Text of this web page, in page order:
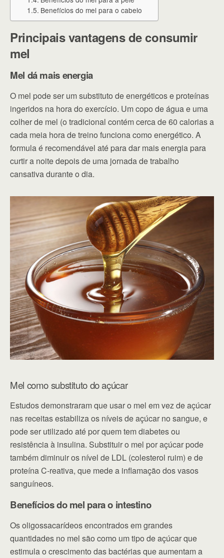
Benefícios do mel para o cabelo
Principais vantagens de consumir
mel
Mel dá mais energia
O mel pode ser um substituto de energéticos e proteínas
ingeridos na hora do exercício. Um copo de água e uma
colher de mel (o tradicional contém cerca de 60 calorias a
cada meia hora de treino funciona como energético. A
formula é recomendável até para dar mais energia para
curtir a noite depois de uma jornada de trabalho
cansativa durante o dia.
Mel como substituto do açúcar
Estudos demonstraram que usar o mel em vez de açúcar
nas receitas estabiliza os níveis de açúcar no sangue, e
pode ser utilizado até por quem tem diabetes ou
resistência à insulina. Substituir o mel por açúcar pode
também diminuir os nível de LDL (colesterol ruim) e de
proteína C-reativa, que mede a inflamação dos vasos
sanguíneos.
Benefícios do mel para o intestino
Os oligossacarídeos encontrados em grandes
quantidades no mel são como um tipo de açúcar que
estimula o crescimento das bactérias que aumentam a